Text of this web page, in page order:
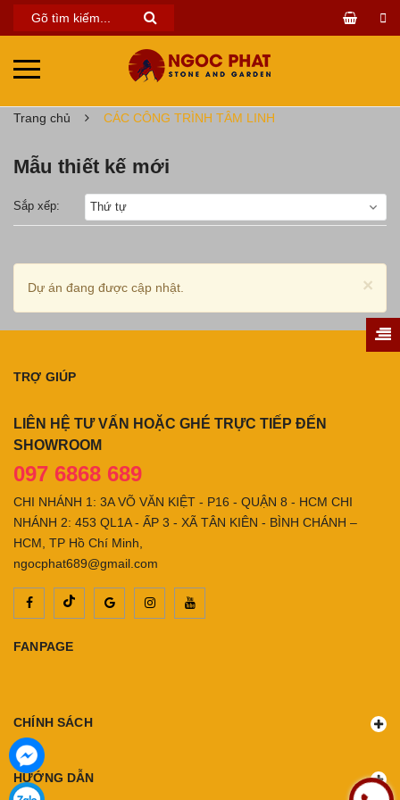
Trang chủ CÁC CÔNG TRÌNH TÂM LINH
Mẫu thiết kế mới
Sắp xếp: Thứ tự
×
Dự án đang được cập nhật.
TRỢ GIÚP
LIÊN HỆ TƯ VẤN HOẶC GHÉ TRỰC TIẾP ĐẾN
SHOWROOM
097 6868 689
CHI NHÁNH 1: 3A VÕ VĂN KIỆT - P16 - QUẬN 8 - HCM CHI
NHÁNH 2: 453 QL1A - ẤP 3 - XÃ TÂN KIÊN - BÌNH CHÁNH –
HCM, TP Hồ Chí Minh,
ngocphat689@gmail.com
FANPAGE
CHÍNH SÁCH
HƯỚNG DẪN